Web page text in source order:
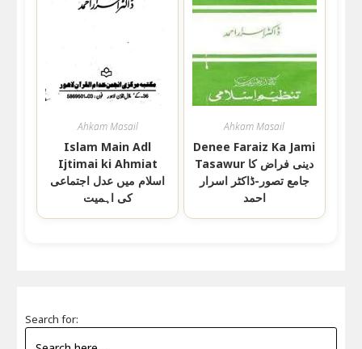
Ahkam Masail
Islam Main Adl
Ijtimai ki Ahmiat
اسلام میں عدل اجتماعی
کی اہمیت
Ahkam Masail
Denee Faraiz Ka Jami
Tasawur دینی فراض کا
جامع تصور-ڈاکٹر اسرار
احمد
Search for: